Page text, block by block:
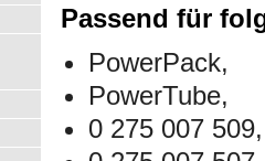
Passend für
PowerPack,
PowerTube,
0 275 007 509,